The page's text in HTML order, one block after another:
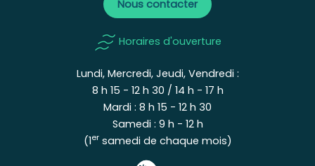
Nous contacter
Horaires d'ouverture
Lundi, Mercredi, Jeudi, Vendredi :
8 h 15 - 12 h 30 / 14 h - 17 h
Mardi : 8 h 15 - 12 h 30
Samedi : 9 h - 12 h
(1ersamedi de chaque mois)